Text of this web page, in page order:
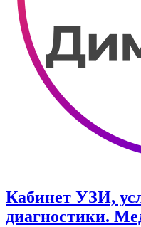
Кабинет УЗИ,
диагностики.